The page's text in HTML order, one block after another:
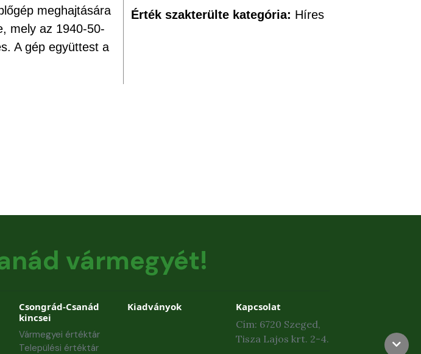
meghajtására
mely az 1940-50-
A gép együttest a
Érték szakterülte kategória: Híres
vármegyét!
Csongrád-Csanád
kincsei
Vármegyei értéktár
Települési értéktár
Kiadványok
Kapcsolat
Cím: 6720 Szeged,
Tisza Lajos krt. 2-4.